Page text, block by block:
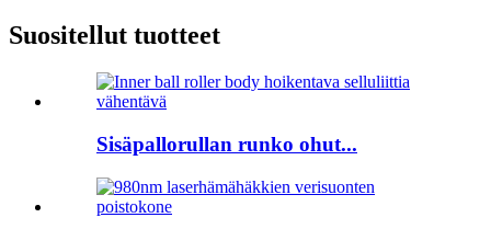
Suositellut tuotteet
Sisäpallorullan runko ohut...